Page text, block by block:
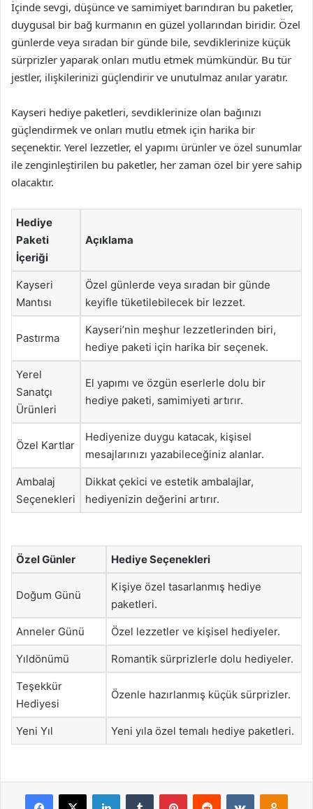
İçinde sevgi, düşünce ve samimiyet barındıran bu paketler,
duygusal bir bağ kurmanın en güzel yollarından biridir. Özel
günlerde veya sıradan bir günde bile, sevdiklerinize küçük
sürprizler yaparak onları mutlu etmek mümkündür. Bu tür
jestler, ilişkilerinizi güçlendirir ve unutulmaz anılar yaratır.
Kayseri hediye paketleri, sevdiklerinize olan bağınızı
güçlendirmek ve onları mutlu etmek için harika bir
seçenektir. Yerel lezzetler, el yapımı ürünler ve özel sunumlar
ile zenginleştirilen bu paketler, her zaman özel bir yere sahip
olacaktır.
Hediye
Paketi
İçeriği
Açıklama
Kayseri
Mantısı
Özel günlerde veya sıradan bir günde
keyifle tüketilebilecek bir lezzet.
Pastırma
Kayseri’nin meşhur lezzetlerinden biri,
hediye paketi için harika bir seçenek.
Yerel
Sanatçı
Ürünleri
El yapımı ve özgün eserlerle dolu bir
hediye paketi, samimiyeti artırır.
Özel Kartlar
Hediyenize duygu katacak, kişisel
mesajlarınızı yazabileceğiniz alanlar.
Ambalaj
Seçenekleri
Dikkat çekici ve estetik ambalajlar,
hediyenizin değerini artırır.
Özel Günler Hediye Seçenekleri
Doğum Günü
Kişiye özel tasarlanmış hediye
paketleri.
Anneler Günü Özel lezzetler ve kişisel hediyeler.
Yıldönümü Romantik sürprizlerle dolu hediyeler.
Teşekkür
Hediyesi
Özenle hazırlanmış küçük sürprizler.
Yeni Yıl Yeni yıla özel temalı hediye paketleri.
Facebook
X LinkedInTumblr PinterestReddit VKontakte